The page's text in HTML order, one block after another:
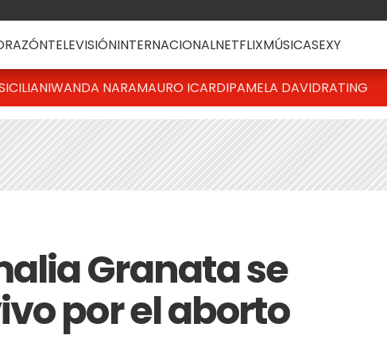
TELEVISIÓNINTERNACIONALNETFLIXMÚSICASEXY
WANDA NARAMAURO ICARDIPAMELA DAVIDRATING
Granata se
por el aborto